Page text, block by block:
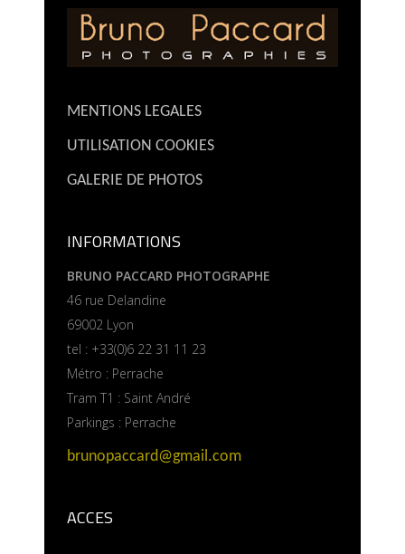
MENTIONS LEGALES
UTILISATION COOKIES
GALERIE DE PHOTOS
INFORMATIONS
BRUNO PACCARD PHOTOGRAPHE
46 rue Delandine
69002 Lyon
tel : +33(0)6 22 31 11 23
Métro : Perrache
Tram T1 : Saint André
Parkings : Perrache
brunopaccard@gmail.com
ACCES